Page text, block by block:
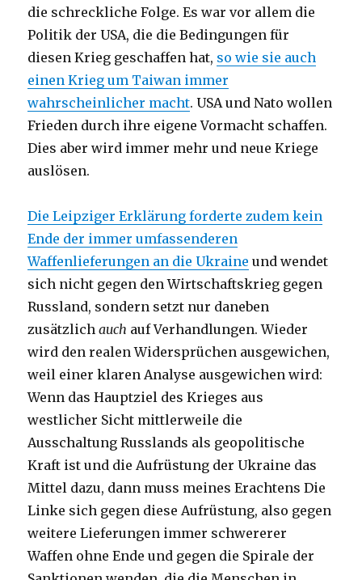
die schreckliche Folge. Es war vor allem die
Politik der USA, die die Bedingungen für
diesen Krieg geschaffen hat, so wie sie auch
einen Krieg um Taiwan immer
wahrscheinlicher macht. USA und Nato wollen
Frieden durch ihre eigene Vormacht schaffen.
Dies aber wird immer mehr und neue Kriege
auslösen.
Die Leipziger Erklärung forderte zudem kein
Ende der immer umfassenderen
Waffenlieferungen an die Ukraine und wendet
sich nicht gegen den Wirtschaftskrieg gegen
Russland, sondern setzt nur daneben
zusätzlichauch auf Verhandlungen. Wieder
wird den realen Widersprüchen ausgewichen,
weil einer klaren Analyse ausgewichen wird:
Wenn das Hauptziel des Krieges aus
westlicher Sicht mittlerweile die
Ausschaltung Russlands als geopolitische
Kraft ist und die Aufrüstung der Ukraine das
Mittel dazu, dann muss meines Erachtens Die
Linke sich gegen diese Aufrüstung, also gegen
weitere Lieferungen immer schwererer
Waffen ohne Ende und gegen die Spirale der